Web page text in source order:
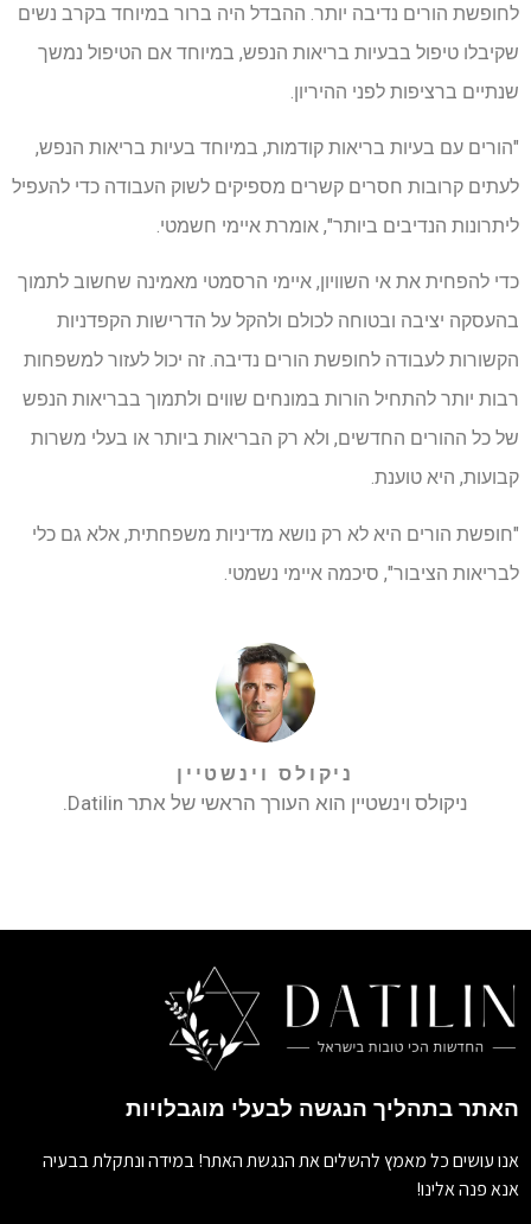
לחופשת הורים נדיבה יותר. ההבדל היה ברור במיוחד בקרב נשים
שקיבלו טיפול בבעיות בריאות הנפש, במיוחד אם הטיפול נמשך
שנתיים ברציפות לפני ההיריון.
"הורים עם בעיות בריאות קודמות, במיוחד בעיות בריאות הנפש,
לעתים קרובות חסרים קשרים מספיקים לשוק העבודה כדי להעפיל
ליתרונות הנדיבים ביותר", אומרת איימי חשמטי.
כדי להפחית את אי השוויון, איימי הרסמטי מאמינה שחשוב לתמוך
בהעסקה יציבה ובטוחה לכולם ולהקל על הדרישות הקפדניות
הקשורות לעבודה לחופשת הורים נדיבה. זה יכול לעזור למשפחות
רבות יותר להתחיל הורות במונחים שווים ולתמוך בבריאות הנפש
של כל ההורים החדשים, ולא רק הבריאות ביותר או בעלי משרות
קבועות, היא טוענת.
"חופשת הורים היא לא רק נושא מדיניות משפחתית, אלא גם כלי
לבריאות הציבור", סיכמה איימי נשמטי.
ניקולס וינשטיין
ניקולס וינשטיין הוא העורך הראשי של אתר Datilin.
האתר בתהליך הנגשה לבעלי מוגבלויות
אנו עושים כל מאמץ להשלים את הנגשת האתר! במידה ונתקלת בבעיה
אנא פנה אלינו!